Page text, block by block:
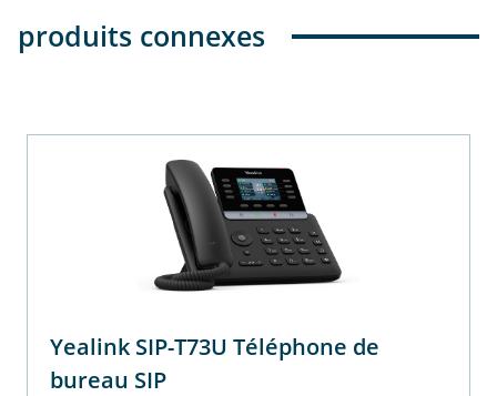
produits connexes
Yealink SIP-T73U Téléphone de
bureau SIP